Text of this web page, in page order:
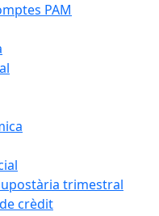
PAM
trimestral
crèdit